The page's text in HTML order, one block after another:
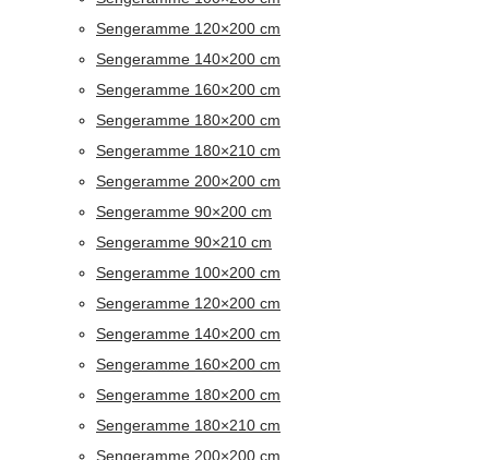
Sengeramme 120×200 cm
Sengeramme 140×200 cm
Sengeramme 160×200 cm
Sengeramme 180×200 cm
Sengeramme 180×210 cm
Sengeramme 200×200 cm
Sengeramme 90×200 cm
Sengeramme 90×210 cm
Sengeramme 100×200 cm
Sengeramme 120×200 cm
Sengeramme 140×200 cm
Sengeramme 160×200 cm
Sengeramme 180×200 cm
Sengeramme 180×210 cm
Sengeramme 200×200 cm